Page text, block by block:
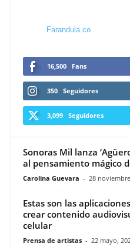
Farandula.co
16,500 Fans
350 Seguidores
3,099 Seguidores
Sonoras Mil lanza
al pensamiento mágico
Carolina Guevara - 28
Estas son las
crear contenido
celular
Prensa de artistas - 22 mayo,